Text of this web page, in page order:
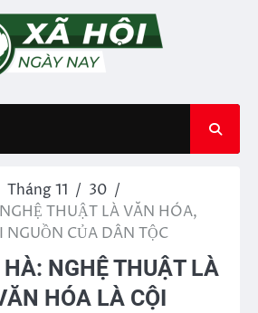
Tháng 11
30
THUẬT LÀ VĂN HÓA,
NGUỒN CỦA DÂN TỘC
NGHỆ THUẬT LÀ
HÓA LÀ CỘI